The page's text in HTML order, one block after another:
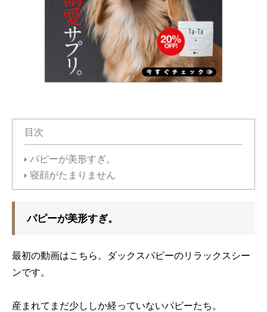
目次
パピーが美形すぎ。
寝顔がたまりません
パピーが美形すぎ。
最初の動画はこちら。ダックスパピーのリラックスシー
ンです。
産まれてまだ少ししか経っていないパピーたち。